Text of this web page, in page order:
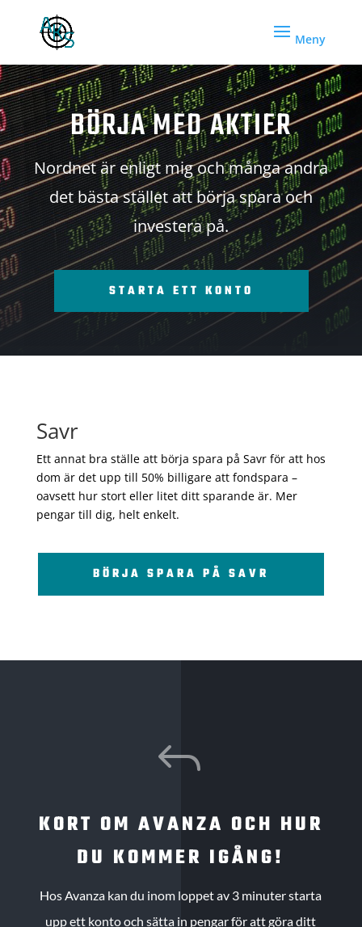
BÖRJA MED AKTIER
Nordnet är enligt mig och många andra
det bästa stället att börja spara och
investera på.
STARTA ETT KONTO
Savr
Ett annat bra ställe att börja spara på Savr för att hos
dom är det upp till 50% billigare att fondspara –
oavsett hur stort eller litet ditt sparande är. Mer
pengar till dig, helt enkelt.
BÖRJA SPARA PÅ SAVR
J
KORT OM AVANZA OCH HUR
DU KOMMER IGÅNG!
Hos Avanza kan du inom loppet av 3 minuter starta
upp ett konto och sätta in pengar för att göra ditt